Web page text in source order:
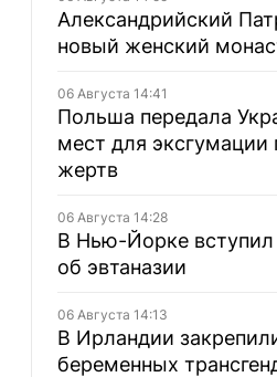
Александрийский
новый женский
06 Августа 14:41
Польша передала
мест для эксгумации
жертв
06 Августа 14:28
В Нью-Йорке вступил
об эвтаназии
06 Августа 14:13
В Ирландии
беременных